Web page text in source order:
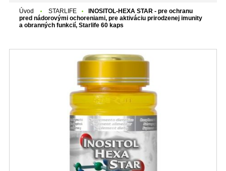
Úvod STARLIFE
INOSITOL-HEXA STAR - pre ochranu
pred nádorovými ochoreniami, pre aktiváciu prirodzenej imunity
a obranných funkcií, Starlife 60 kaps